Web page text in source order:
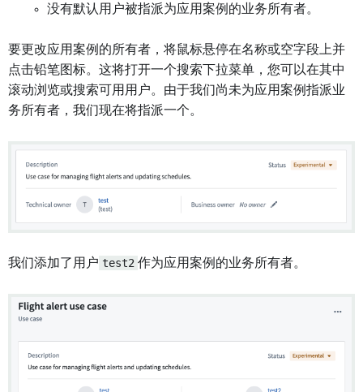
没有默认用户被指派为应用案例的业务所有者。
要更改应用案例的所有者，将鼠标悬停在名称或空字段上并
点击铅笔图标。这将打开一个搜索下拉菜单，您可以在其中
滚动浏览或搜索可用用户。由于我们尚未为应用案例指派业
务所有者，我们现在将指派一个。
我们添加了用户 test2 作为应用案例的业务所有者。